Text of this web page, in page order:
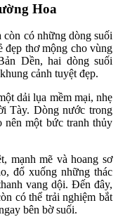
Hoa
có những dòng suối
đẹp thơ mộng cho vùng
Dền, hai dòng suối
cảnh tuyệt đẹp.
dải lụa mềm mại, nhẹ
Tày. Dòng nước trong
nên một bức tranh thủy
mạnh mẽ và hoang sơ
đổ xuống những thác
vang dội. Đến đây,
có thể trải nghiệm bắt
bên bờ suối.